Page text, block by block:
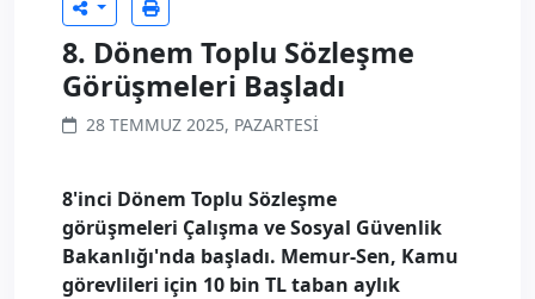
8. Dönem Toplu Sözleşme
Görüşmeleri Başladı
28 TEMMUZ 2025, PAZARTESI
8'inci Dönem Toplu Sözleşme
görüşmeleri Çalışma ve Sosyal Güvenlik
Bakanlığı'nda başladı. Memur-Sen, Kamu
görevlileri için 10 bin TL taban aylık